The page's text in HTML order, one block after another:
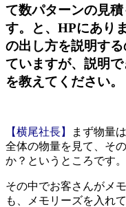
て数パターンの見
す。と、HPにあり
の出し方を説明す
ていますが、説明
を教えてください。
【横尾社長】
まず物量
全体の物量を見て、そ
か？というところです。
その中でお客さんがメ
も、メモリーズを入れ